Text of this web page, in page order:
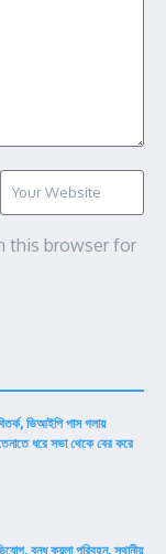
this browser for
ভিআইপি পাস গলায়
ধরে সভা থেকে বের করে
বন্ধ কয়লা পরিবহন, স্থানীয়